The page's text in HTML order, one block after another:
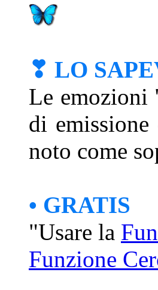
❣ LO
Le emozioni
di
noto come
• GRATIS
"Usare la
Funzione